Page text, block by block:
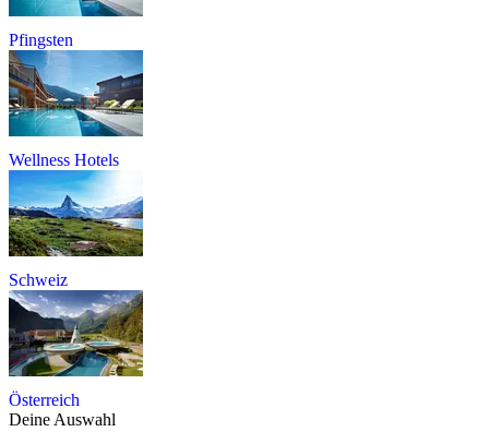
Pfingsten
Wellness Hotels
Schweiz
Österreich
Deine Auswahl